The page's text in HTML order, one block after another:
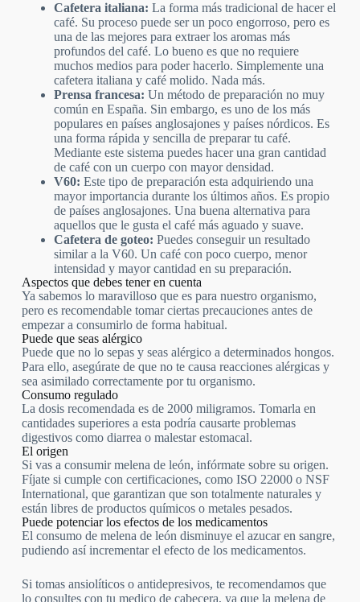
Cafetera italiana: La forma más tradicional de hacer el
café. Su proceso puede ser un poco engorroso, pero es
una de las mejores para extraer los aromas más
profundos del café. Lo bueno es que no requiere
muchos medios para poder hacerlo. Simplemente una
cafetera italiana y café molido. Nada más.
Prensa francesa: Un método de preparación no muy
común en España. Sin embargo, es uno de los más
populares en países anglosajones y países nórdicos. Es
una forma rápida y sencilla de preparar tu café.
Mediante este sistema puedes hacer una gran cantidad
de café con un cuerpo con mayor densidad.
V60: Este tipo de preparación esta adquiriendo una
mayor importancia durante los últimos años. Es propio
de países anglosajones. Una buena alternativa para
aquellos que le gusta el café más aguado y suave.
Cafetera de goteo: Puedes conseguir un resultado
similar a la V60. Un café con poco cuerpo, menor
intensidad y mayor cantidad en su preparación.
Aspectos que debes tener en cuenta
Ya sabemos lo maravilloso que es para nuestro organismo,
pero es recomendable tomar ciertas precauciones antes de
empezar a consumirlo de forma habitual.
Puede que seas alérgico
Puede que no lo sepas y seas alérgico a determinados hongos.
Para ello, asegúrate de que no te causa reacciones alérgicas y
sea asimilado correctamente por tu organismo.
Consumo regulado
La dosis recomendada es de 2000 miligramos. Tomarla en
cantidades superiores a esta podría causarte problemas
digestivos como diarrea o malestar estomacal.
El origen
Si vas a consumir melena de león, infórmate sobre su origen.
Fíjate si cumple con certificaciones, como ISO 22000 o NSF
International, que garantizan que son totalmente naturales y
están libres de productos químicos o metales pesados.
Puede potenciar los efectos de los medicamentos
El consumo de melena de león disminuye el azucar en sangre,
pudiendo así incrementar el efecto de los medicamentos.
Si tomas ansiolíticos o antidepresivos, te recomendamos que
lo consultes con tu medico de cabecera, ya que la melena de